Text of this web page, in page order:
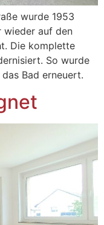
wurde 1953
wieder auf den
Die komplette
So wurde
Bad erneuert.